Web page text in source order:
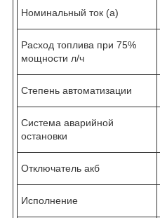
Номинальный ток (а)
Расход топлива при 75%
мощности л/ч
Степень автоматизации
Система аварийной
остановки
Отключатель акб
Исполнение